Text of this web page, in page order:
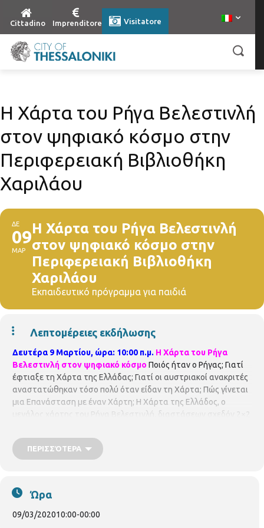
Cittadino Imprenditore Visitatore
Η Χάρτα του Ρήγα Βελεστινλή
στον ψηφιακό κόσμο στην
Περιφερειακή Βιβλιοθήκη
Χαριλάου
ΔΕ
09
ΜΑΡ
Η Χάρτα του Ρήγα Βελεστινλή
στον ψηφιακό κόσμο στην
Περιφερειακή Βιβλιοθήκη
Χαριλάου
Εκπαιδευτικό πρόγραμμα για παιδιά
Λεπτομέρειες εκδήλωσης
Δευτέρα 9 Μαρτίου, ώρα: 10:00 π.μ. Η Χάρτα του Ρήγα
Βελεστινλή στον ψηφιακό κόσμο Ποιός ήταν ο Ρήγας; Γιατί
έφτιαξε τη Χάρτα της Ελλάδας; Γιατί οι αυστριακοί ανακριτές
αναστατώθηκαν τόσο πολύ όταν είδαν τη Χάρτα; Πώς γίνεται
μια Επανάσταση με έναν Χάρτη; Η Χάρτα της Ελλάδος, ο
μεγάλος χάρτης του Ρήγα Βελεστινλή, διαστάσεων σχεδόν 2×2
Διαφωτισμού και σημείο αναφοράς όχι μόνο για την ιστορία
της ελληνικής χαρτογραφίας, αλλά και για τη διαμόρφωση των
ψηφιακό κόσμο” έχει σκοπό την ανάδειξη και ερμηνεία του
πλούσιου και πολυσήμαντου περιεχομένου της Χάρτας. Η
οπτικοακουστική προβολή και παρουσίαση σχετικά με το
ΠΕΡΙΣΣΌΤΕΡΑ
Ώρα
09/03/202010:00-00:00